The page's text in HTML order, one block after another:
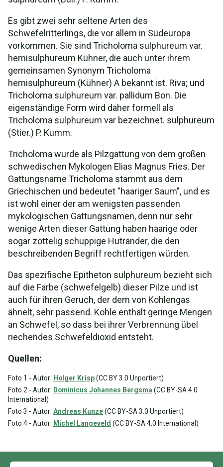
Es gibt zwei sehr seltene Arten des
Schwefelritterlings, die vor allem in Südeuropa
vorkommen. Sie sind Tricholoma sulphureum var.
hemisulphureum Kühner, die auch unter ihrem
gemeinsamen Synonym Tricholoma
hemisulphureum (Kühner) A bekannt ist. Riva; und
Tricholoma sulphureum var. pallidum Bon. Die
eigenständige Form wird daher formell als
Tricholoma sulphureum var bezeichnet. sulphureum
(Stier.) P. Kumm.
Tricholoma wurde als Pilzgattung von dem großen
schwedischen Mykologen Elias Magnus Fries. Der
Gattungsname Tricholoma stammt aus dem
Griechischen und bedeutet "haariger Saum", und es
ist wohl einer der am wenigsten passenden
mykologischen Gattungsnamen, denn nur sehr
wenige Arten dieser Gattung haben haarige oder
sogar zottelig schuppige Hutränder, die den
beschreibenden Begriff rechtfertigen würden.
Das spezifische Epitheton sulphureum bezieht sich
auf die Farbe (schwefelgelb) dieser Pilze und ist
auch für ihren Geruch, der dem von Kohlengas
ähnelt, sehr passend. Kohle enthält geringe Mengen
an Schwefel, so dass bei ihrer Verbrennung übel
riechendes Schwefeldioxid entsteht.
Quellen:
Foto 1 - Autor: Holger Krisp(CC BY 3.0 Unportiert)
Foto 2 - Autor: Dominicus Johannes Bergsma (CC BY-SA 4.0
International)
Foto 3 - Autor: Andreas Kunze(CC BY-SA 3.0 Unportiert)
Foto 4 - Autor: Michel Langeveld (CC BY-SA 4.0 International)